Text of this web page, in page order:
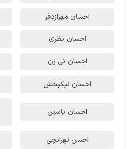
احسان مهرازدفر
احسان نظری
احسان نی زن
احسان نیکبخش
احسان یاسین
احسن تهرانچی